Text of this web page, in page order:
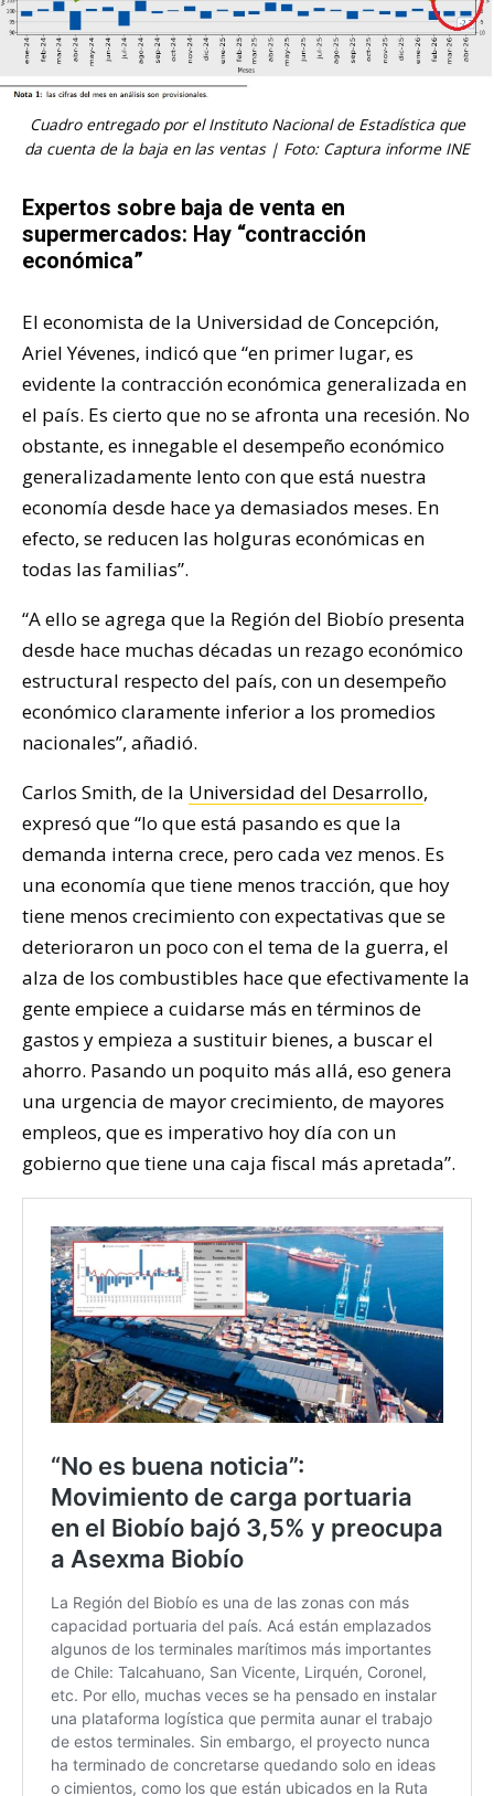
Cuadro entregado por el Instituto Nacional de Estadística que
da cuenta de la baja en las ventas | Foto: Captura informe INE
Expertos sobre baja de venta en
supermercados: Hay “contracción
económica”
El economista de la Universidad de Concepción,
Ariel Yévenes, indicó que “en primer lugar, es
evidente la contracción económica generalizada en
el país. Es cierto que no se afronta una recesión. No
obstante, es innegable el desempeño económico
generalizadamente lento con que está nuestra
economía desde hace ya demasiados meses. En
efecto, se reducen las holguras económicas en
todas las familias”.
“A ello se agrega que la Región del Biobío presenta
desde hace muchas décadas un rezago económico
estructural respecto del país, con un desempeño
económico claramente inferior a los promedios
nacionales”, añadió.
Carlos Smith, de la Universidad del Desarrollo,
expresó que “lo que está pasando es que la
demanda interna crece, pero cada vez menos. Es
una economía que tiene menos tracción, que hoy
tiene menos crecimiento con expectativas que se
deterioraron un poco con el tema de la guerra, el
alza de los combustibles hace que efectivamente la
gente empiece a cuidarse más en términos de
gastos y empieza a sustituir bienes, a buscar el
ahorro. Pasando un poquito más allá, eso genera
una urgencia de mayor crecimiento, de mayores
empleos, que es imperativo hoy día con un
gobierno que tiene una caja fiscal más apretada”.